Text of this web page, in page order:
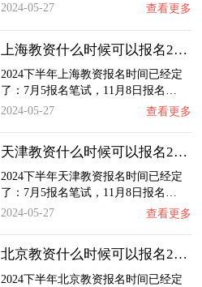
2024-05-27
查看更多
上海教资什么时候可以报名2024
2024下半年上海教资报名时间已经定
了：7月5报名笔试，11月8日报名…
2024-05-27
查看更多
天津教资什么时候可以报名2024
2024下半年天津教资报名时间已经定
了：7月5报名笔试，11月8日报名…
2024-05-27
查看更多
北京教资什么时候可以报名2024
2024下半年北京教资报名时间已经定